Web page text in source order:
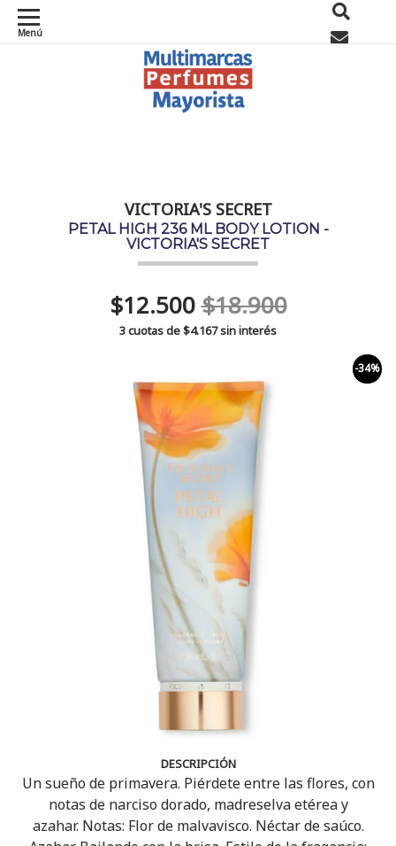
Menú
VICTORIA'S SECRET
PETAL HIGH 236 ML BODY LOTION -
VICTORIA'S SECRET
$12.500$18.900
3 cuotas de$4.167sin interés
-34%
DESCRIPCIÓN
Un sueño de primavera. Piérdete entre las flores, con
notas de narciso dorado, madreselva etérea y
azahar. Notas: Flor de malvavisco. Néctar de saúco.